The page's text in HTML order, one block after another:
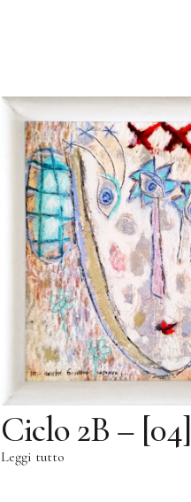
Ciclo 2B – [04]
Leggi tutto